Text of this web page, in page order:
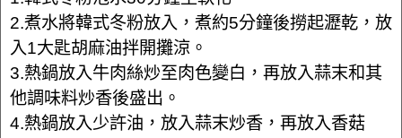
2.煮水將韓式冬粉放入，煮約5分鐘後撈起瀝乾，放
入1大匙胡麻油拌開攤涼。
3.熱鍋放入牛肉絲炒至肉色變白，再放入蒜末和其
他調味料炒香後盛出。
4.熱鍋放入少許油，放入蒜末炒香，再放入香菇